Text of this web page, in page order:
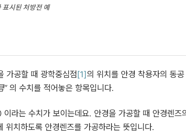
표시된 처방전 예
가공할 때 광학중심점[1]의 위치를 안경 착용자의 동
”의 수치를 적어놓은 항목입니다.
라는 수치가 보이는데요. 안경을 가공할 때 안경렌즈
치하도록 안경렌즈를 가공하라는 뜻입니다.